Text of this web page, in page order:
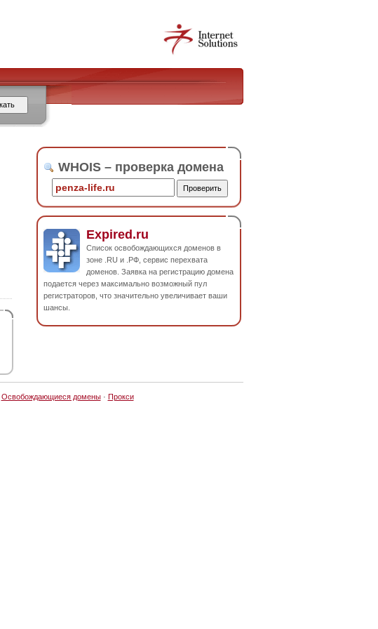
WHOIS – проверка домена
Expired.ru
Список освобождающихся доменов в
зоне .RU и .РФ, сервис перехвата
доменов. Заявка на регистрацию домена
подается через максимально возможный пул
регистраторов, что значительно увеличивает ваши
шансы.
Освобождающиеся домены· Прокси